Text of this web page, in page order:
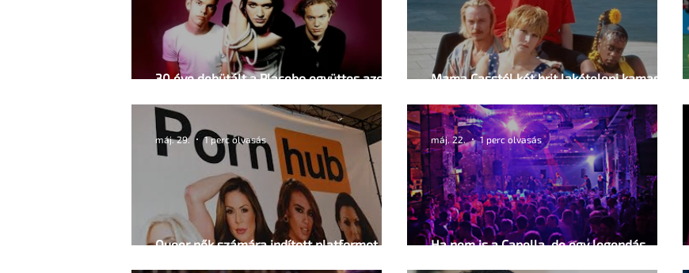
30 éve debütált a Placebo együttes azonos
Mama Casstól két brit lakótelepi kamasz
Queer nők számára indított platformot az
máj. 29. 1 perc olvasás
Ha nem is a Capella, de egy legendás
máj. 22. 1 perc olvasás